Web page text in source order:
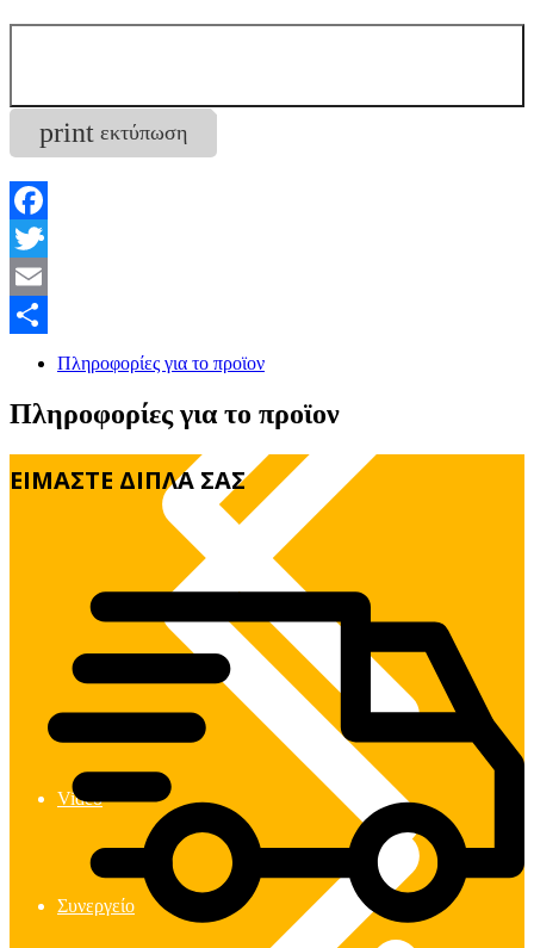
Video
Συνεργείο
print εκτύπωση
Facebook
Twitter
Email
Μοιραστείτε
Πληροφορίες για το προϊον
Πληροφορίες για το προϊον
ΕΙΜΑΣΤΕ ΔΙΠΛΑ ΣΑΣ